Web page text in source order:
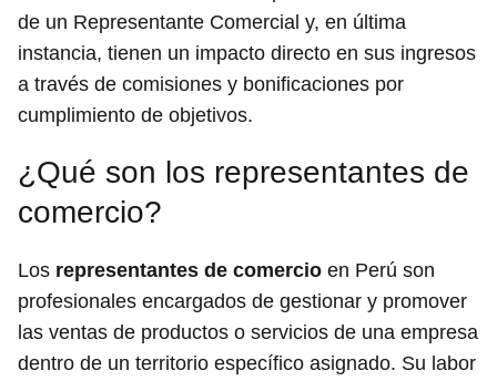
de un Representante Comercial y, en última
instancia, tienen un impacto directo en sus ingresos
a través de comisiones y bonificaciones por
cumplimiento de objetivos.
¿Qué son los representantes de
comercio?
Los representantes de comercio en Perú son
profesionales encargados de gestionar y promover
las ventas de productos o servicios de una empresa
dentro de un territorio específico asignado. Su labor